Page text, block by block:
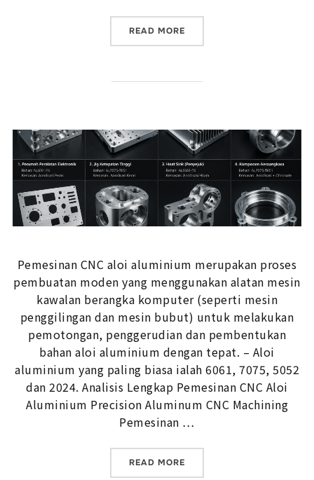
READ MORE
Pemesinan CNC aloi aluminium merupakan proses
pembuatan moden yang menggunakan alatan mesin
kawalan berangka komputer (seperti mesin
penggilingan dan mesin bubut) untuk melakukan
pemotongan, penggerudian dan pembentukan
bahan aloi aluminium dengan tepat. – Aloi
aluminium yang paling biasa ialah 6061, 7075, 5052
dan 2024. Analisis Lengkap Pemesinan CNC Aloi
Aluminium Precision Aluminum CNC Machining
Pemesinan …
READ MORE